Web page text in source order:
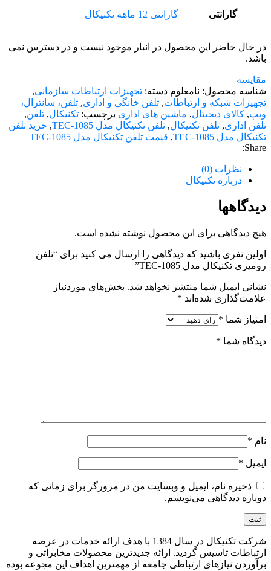
گارانتی گارانتی 12 ماهه تکنیکال
در حال حاضر این محصول در انبار موجود نیست و در دسترس نمی
باشد.
مقایسه
شناسه محصول: نامعلوم دسته: تجهیزات ارتباطات سازمانی,
تجهیزات شبکه و ارتباطات, تلفن خانگی و اداری, تلفن، سانترال،
ویپ, کالای دیجیتال, ماشین های اداری برچسب: تکنیکال, تلفن,
تلفن اداری, تلفن تکنیکال, تلفن تکنیکال مدل TEC-1085 , خرید تلفن
تکنیکال مدل TEC-1085
, قیمت تلفن تکنیکال مدل TEC-1085
Share:
نظرات (0)
درباره تکنیکال
دیدگاهها
هیچ دیدگاهی برای این محصول نوشته نشده است.
اولین نفری باشید که دیدگاهی را ارسال می کنید برای “تلفن
رومیزی تکنیکال مدل TEC-1085”
نشانی ایمیل شما منتشر نخواهد شد. بخش‌های موردنیاز
علامت‌گذاری شده‌اند *
امتیاز شما *
دیدگاه شما *
نام *
ایمیل *
ذخیره نام، ایمیل و وبسایت من در مرورگر برای زمانی که
دوباره دیدگاهی می‌نویسم.
شرکت تکنیکال در سال 1384 با هدف ارائه خدمات در عرصه
ارتباطات تاسیس گردید. ارائه جدیدترین محصولات مخابراتی و
برآوردن نیازهای ارتباطی جامعه از مهمترین اهداف این مجوعه بوده